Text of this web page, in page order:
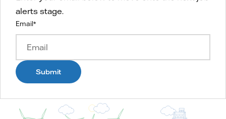
alerts stage.
Email*
Submit